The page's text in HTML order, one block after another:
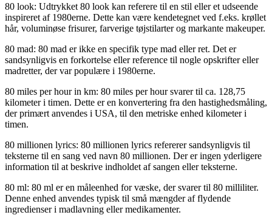
80 look: Udtrykket 80 look kan referere til en stil eller et udseende
inspireret af 1980erne. Dette kan være kendetegnet ved f.eks. krøllet
hår, voluminøse frisurer, farverige tøjstilarter og markante makeuper.
80 mad: 80 mad er ikke en specifik type mad eller ret. Det er
sandsynligvis en forkortelse eller reference til nogle opskrifter eller
madretter, der var populære i 1980erne.
80 miles per hour in km: 80 miles per hour svarer til ca. 128,75
kilometer i timen. Dette er en konvertering fra den hastighedsmåling,
der primært anvendes i USA, til den metriske enhed kilometer i
timen.
80 millionen lyrics: 80 millionen lyrics refererer sandsynligvis til
teksterne til en sang ved navn 80 millionen. Der er ingen yderligere
information til at beskrive indholdet af sangen eller teksterne.
80 ml: 80 ml er en måleenhed for væske, der svarer til 80 milliliter.
Denne enhed anvendes typisk til små mængder af flydende
ingredienser i madlavning eller medikamenter.